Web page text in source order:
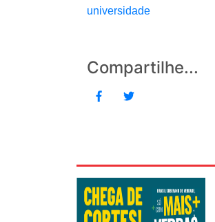
universidade
Compartilhe...